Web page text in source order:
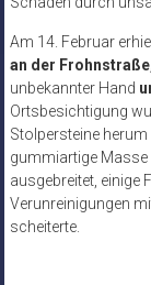
Am 14. Februar
an der
unbekannter Hand
Ortsbesichtigung
Stolpersteine
gummiartige Masse
ausgebreitet, einige
Verunreinigungen
scheiterte.